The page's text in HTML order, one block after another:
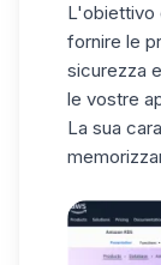
L'obiettivo
fornire le
sicurezza
le vostre
La sua